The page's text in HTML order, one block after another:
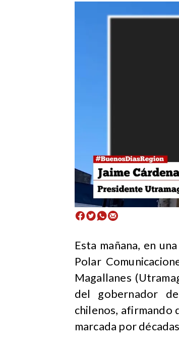
Esta mañana, en
Polar
Magallanes
del gobernador
chilenos, afirmando
marcada por